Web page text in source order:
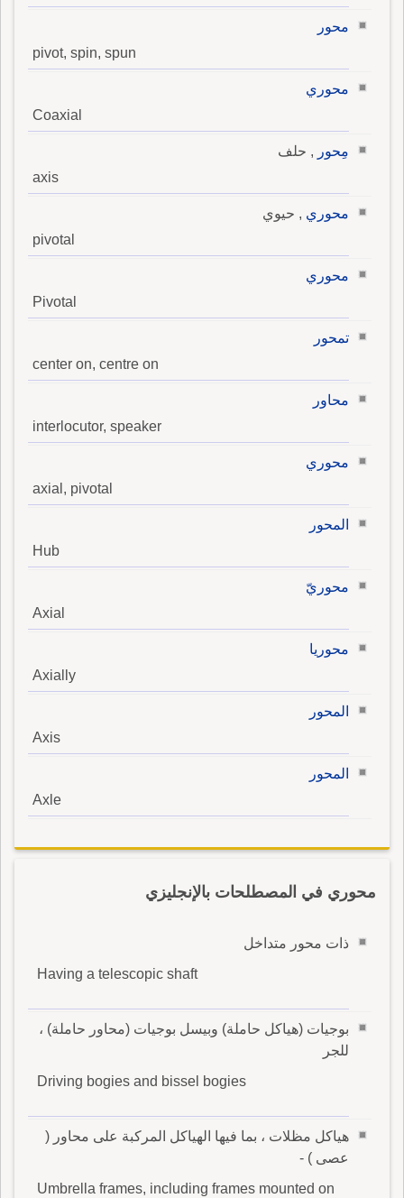
محور
pivot, spin, spun
محوري
Coaxial
مِحور , حلف
axis
محوري , حيوي
pivotal
محوري
Pivotal
تمحور
center on, centre on
محاور
interlocutor, speaker
محوري
axial, pivotal
المحور
Hub
محوريّ
Axial
محوريا
Axially
المحور
Axis
المحور
Axle
محوري في المصطلحات بالإنجليزي
ذات محور متداخل
Having a telescopic shaft
بوجيات (هياكل حاملة) وبيسل بوجيات (محاور حاملة) ،
للجر
Driving bogies and bissel bogies
هياكل مظلات ، بما فيها الهياكل المركبة على محاور (
عصى ) -
Umbrella frames, including frames mounted on